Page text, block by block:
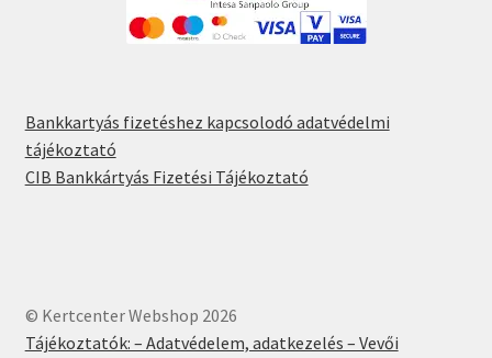
Bankkartyás fizetéshez kapcsolodó adatvédelmi
tájékoztató
CIB Bankkártyás Fizetési Tájékoztató
© Kertcenter Webshop 2026
Tájékoztatók: – Adatvédelem, adatkezelés – Vevői